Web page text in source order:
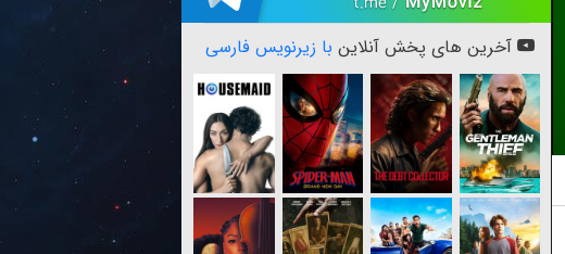
آخرین های پخش آنلاین با زیرنویس فارسی